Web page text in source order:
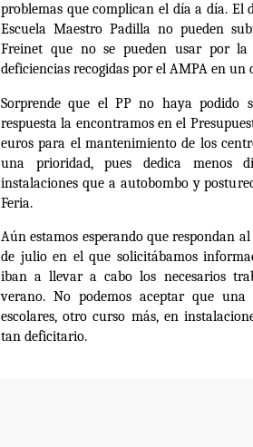
problemas que complican el día a día. El
Escuela Maestro Padilla no pueden
Freinet que no se pueden usar por la
deficiencias recogidas por el AMPA en
Sorprende que el PP no haya podido
respuesta la encontramos en el
euros para el mantenimiento de los
una prioridad, pues dedica menos
instalaciones que a autobombo y
Feria.
Aún estamos esperando que respondan
de julio en el que solicitábamos
iban a llevar a cabo los necesarios
verano. No podemos aceptar que
escolares, otro curso más, en
tan deficitario.